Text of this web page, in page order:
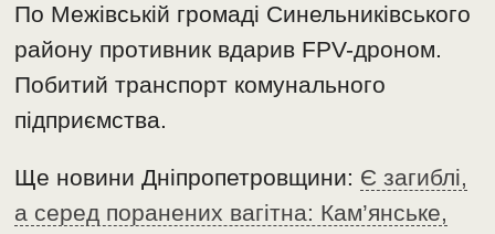
По Межівській громаді Синельниківського
району противник вдарив FPV-дроном.
Побитий транспорт комунального
підприємства.
Ще новини Дніпропетровщини: Є загиблі,
а серед поранених вагітна: Кам’янське,